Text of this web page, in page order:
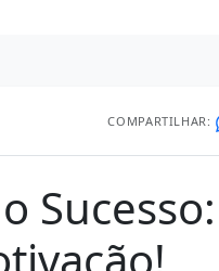
COMPARTILHAR: